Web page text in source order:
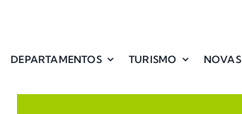
DEPARTAMENTOS TURISMO NOVAS